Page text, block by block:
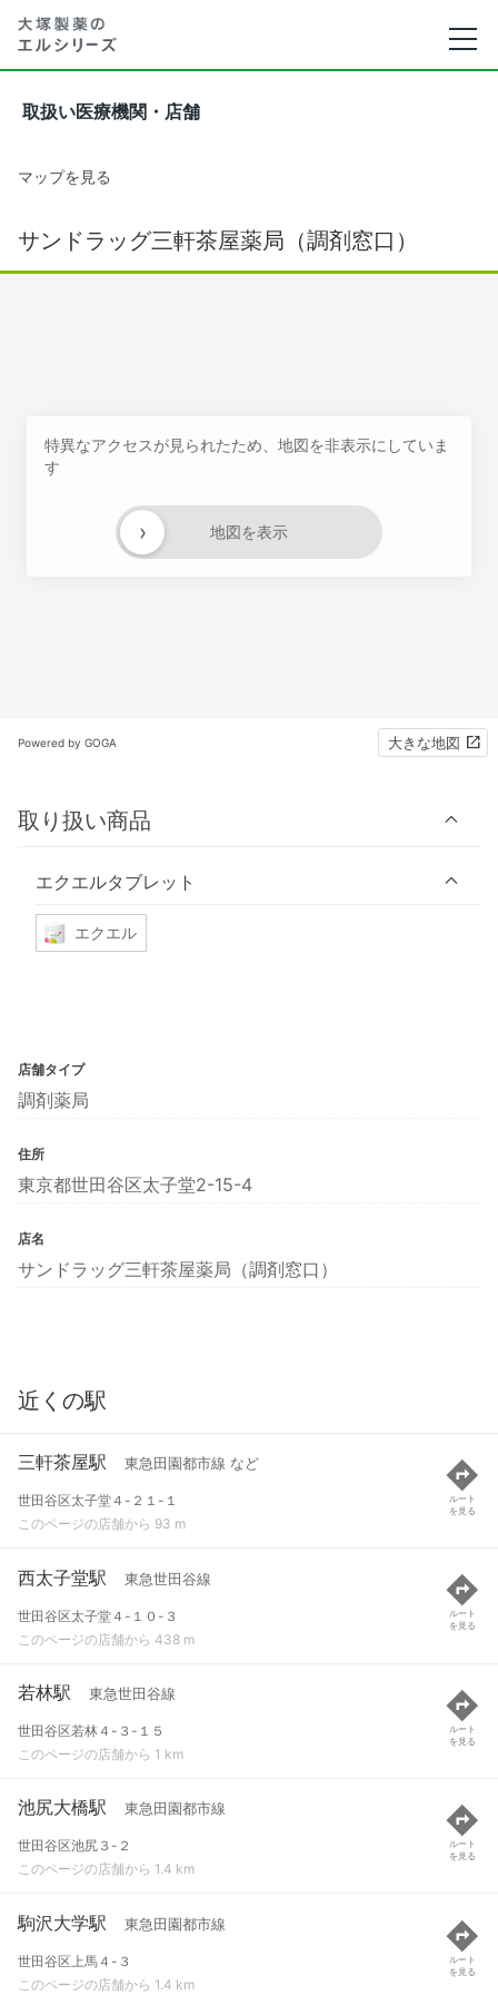
取扱い医療機関・店舗
マップを見る
サンドラッグ三軒茶屋薬局（調剤窓口）
特異なアクセスが見られたため、地図を非表示にしていま
す
地図を表示
›
Powered by GOGA 大きな地図
取り扱い商品
エクエルタブレット
エクエル
店舗タイプ
調剤薬局
住所
東京都世田谷区太子堂2-15-4
店名
サンドラッグ三軒茶屋薬局（調剤窓口）
近くの駅
三軒茶屋駅 東急田園都市線 など
世田谷区太子堂４-２１-１
このページの店舗から 93 m
ルート
を見る
西太子堂駅 東急世田谷線
世田谷区太子堂４-１０-３
このページの店舗から 438 m
ルート
を見る
若林駅 東急世田谷線
世田谷区若林４-３-１５
このページの店舗から 1 km
ルート
を見る
池尻大橋駅 東急田園都市線
世田谷区池尻３-２
このページの店舗から 1.4 km
ルート
を見る
駒沢大学駅 東急田園都市線
世田谷区上馬４-３
このページの店舗から 1.4 km
ルート
を見る